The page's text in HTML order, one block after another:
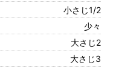
小さじ1/2
少々
大さじ2
大さじ3